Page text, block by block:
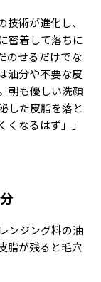
技術が進化し、
密着して落ちに
のせるだけでな
油分や不要な皮
朝も優しい洗顔
した皮脂を落と
なるはず」」
ンジング料の油
脂が残ると毛穴